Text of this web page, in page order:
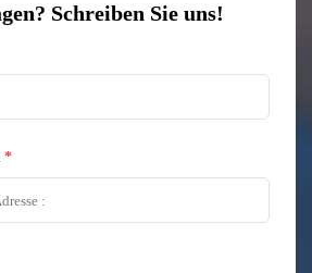
Schreiben Sie uns!